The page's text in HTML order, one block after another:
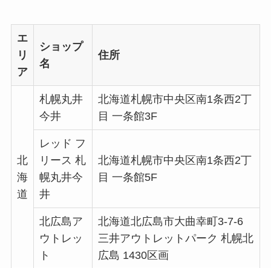
エ
リ
ア
ショップ
名
住所
北
海
道
札幌丸井
今井
北海道札幌市中央区南1条西2丁
目 一条館3F
レッド フ
リース 札
幌丸井今
井
北海道札幌市中央区南1条西2丁
目 一条館5F
北広島ア
ウトレッ
ト
北海道北広島市大曲幸町3-7-6
三井アウトレットパーク 札幌北
広島 1430区画